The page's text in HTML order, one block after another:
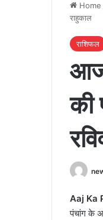
Home
राहुकाल
राशिफल
आज
की
Aaj Ka
पंचांग के